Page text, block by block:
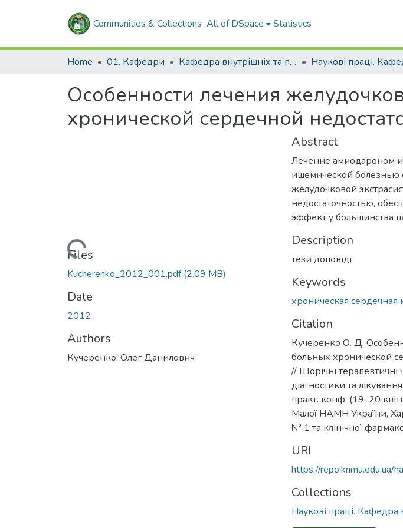
Communities & Collections All of DSpace Statistics
Home 01. Кафедри Кафедра внутрішніх та професійних хвороб
Особенности лечения
хронической сердечной
Loading...
Files
Kucherenko_2012_001.pdf(2.09 MB)
Date
2012
Authors
Кучеренко, Олег Данилович
Abstract
Лечение амиодароном
ишемической болезнью
желудочковой
недостаточностью,
эффект у большинства
Description
тези доповіді
Keywords
хроническая сердечная
Citation
Кучеренко О. Д.
больных хронической
// Щорічні терапевтичні
діагностики та
практ. конф. (19–20
Малої НАМН України,
№ 1 та клінічної
URI
https://
Collections
Наукові праці. Кафедра